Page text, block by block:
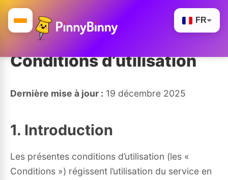
FR
Conditions d’utilisation
Dernière mise à jour : 19 décembre 2025
1. Introduction
Les présentes conditions d’utilisation (les «
Conditions ») régissent l’utilisation du service en